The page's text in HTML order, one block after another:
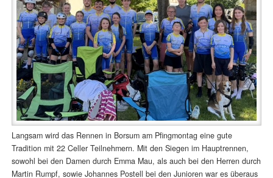
Langsam wird das Rennen in Borsum am Pfingmontag eine gute
Tradition mit 22 Celler Teilnehmern. Mit den Siegen im Hauptrennen,
sowohl bei den Damen durch Emma Mau, als auch bei den Herren durch
Martin Rumpf, sowie Johannes Postell bei den Junioren war es überaus